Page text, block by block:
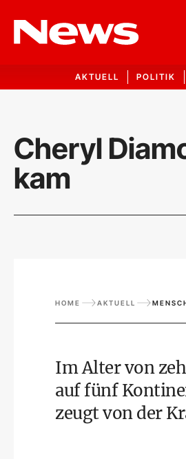
AKTUELL POLITIK
Cheryl
kam
HOME AKTUELL
Im Alter von
auf fünf
zeugt von der